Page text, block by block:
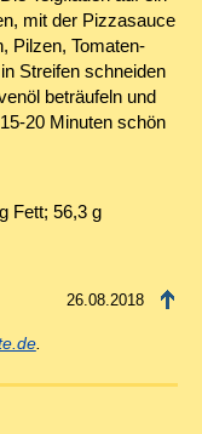
mit der Pizzasauce
Pilzen, Tomaten-
Streifen schneiden
beträufeln und
20 Minuten schön
Fett; 56,3 g
26.08.2018
.